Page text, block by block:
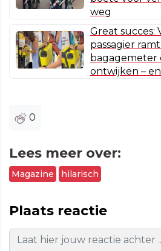
weg
Great succes:
passagier
bagagemeter
ontwijken –
0
Lees meer over:
Magazine hilarisch
Plaats reactie